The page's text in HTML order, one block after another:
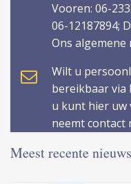
Vooren: 06-
06-12187894;
Ons algemene
Wilt u
bereikbaar via
u kunt hier uw
neemt contact
Meest recente nieuws